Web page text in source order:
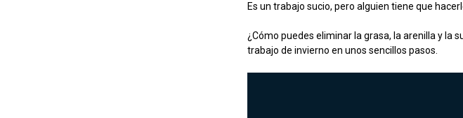
Es un trabajo sucio, pero alguien tiene que
¿Cómo puedes eliminar la grasa, la arenilla y la
trabajo de invierno en unos sencillos pasos.